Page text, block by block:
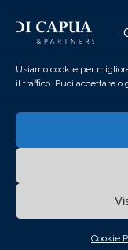
Usiamo cookie per
il traffico. Puoi accettare
Cookie
MILANO
Via Felice